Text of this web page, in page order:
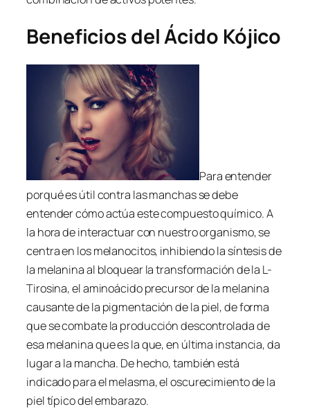
Beneficios del Ácido Kójico
Para entender
porqué es útil contra las manchas se debe
entender cómo actúa este compuesto químico. A
la hora de interactuar con nuestro organismo, se
centra en los melanocitos, inhibiendo la síntesis de
la melanina al bloquear la transformación de la L-
Tirosina, el aminoácido precursor de la melanina
causante de la pigmentación de la piel, de forma
que se combate la producción descontrolada de
esa melanina que es la que, en última instancia, da
lugar a la mancha. De hecho, también está
indicado para el melasma, el oscurecimiento de la
piel típico del embarazo.